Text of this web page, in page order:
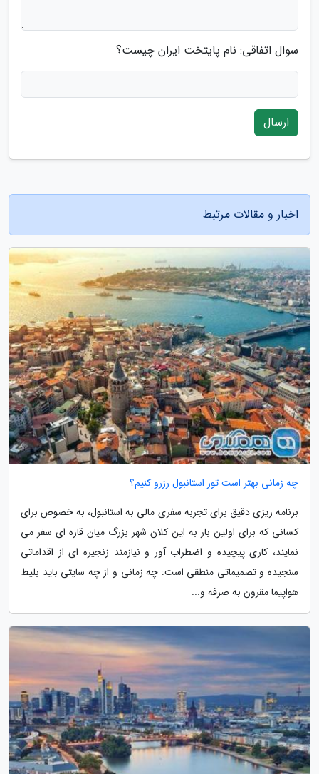
سوال اتفاقی: نام پایتخت ایران چیست؟
ارسال
اخبار و مقالات مرتبط
چه زمانی بهتر است تور استانبول رزرو کنیم؟
برنامه ریزی دقیق برای تجربه سفری مالی به استانبول، به خصوص برای
کسانی که برای اولین بار به این کلان شهر بزرگ میان قاره ای سفر می
نمایند، کاری پیچیده و اضطراب آور و نیازمند زنجیره ای از اقداماتی
سنجیده و تصمیماتی منطقی است: چه زمانی و از چه سایتی باید بلیط
هواپیما مقرون به صرفه و...